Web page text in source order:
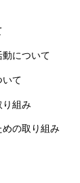
について
いて
り組み
の取り組み